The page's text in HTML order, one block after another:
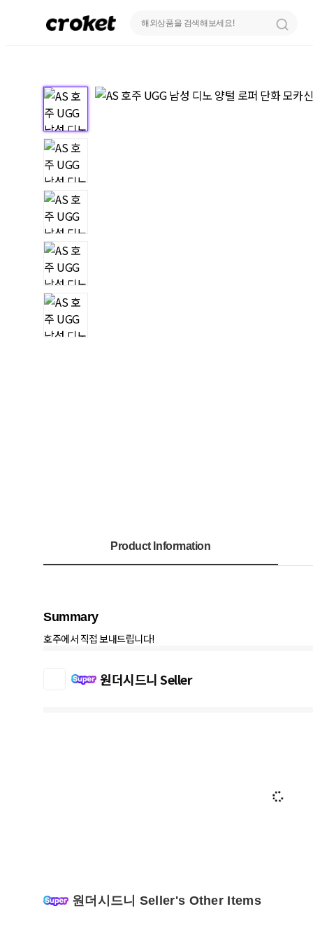
Product Information
Summary
호주에서 직접 보내드립니다!
원더시드니 Seller
원더시드니 Seller's Other Items